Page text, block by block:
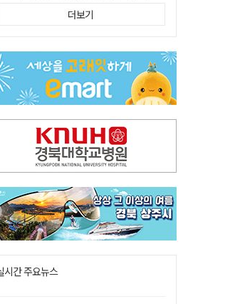
홍준표, 한동훈 맹폭…"조선제일껌, 권력에 살고 권력에 죽었다"
[시사뒷담] MOU의 함정, 협약식이 투자 확정은 아니긴 해
봉화서 주택 에어컨 실외기에서 시작된 불… 주택 화재로 번져
경찰, 9월 초부터 상피제 전격 실시…가족 사건 수사 못해
더보기
시간 주요뉴스